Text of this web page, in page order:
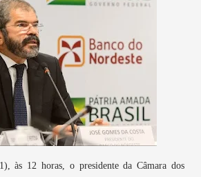
às 12 horas, o presidente da Câmara dos